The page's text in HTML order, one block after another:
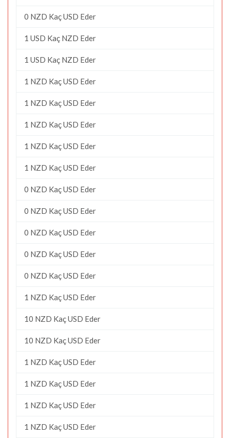
0 NZD Kaç USD Eder
1 USD Kaç NZD Eder
1 USD Kaç NZD Eder
1 NZD Kaç USD Eder
1 NZD Kaç USD Eder
1 NZD Kaç USD Eder
1 NZD Kaç USD Eder
1 NZD Kaç USD Eder
0 NZD Kaç USD Eder
0 NZD Kaç USD Eder
0 NZD Kaç USD Eder
0 NZD Kaç USD Eder
0 NZD Kaç USD Eder
1 NZD Kaç USD Eder
10 NZD Kaç USD Eder
10 NZD Kaç USD Eder
1 NZD Kaç USD Eder
1 NZD Kaç USD Eder
1 NZD Kaç USD Eder
1 NZD Kaç USD Eder